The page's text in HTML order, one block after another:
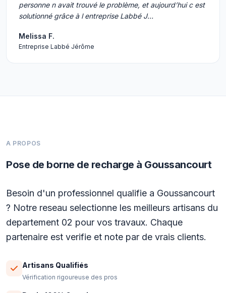
personne n avait trouvé le problème, et aujourd’hui c est
solutionné grâce à l entreprise Labbé J…
Melissa F.
Entreprise Labbé Jérôme
A PROPOS
Pose de borne de recharge à Goussancourt
Besoin d'un professionnel qualifie a Goussancourt
? Notre reseau selectionne les meilleurs artisans du
departement 02 pour vos travaux. Chaque
partenaire est verifie et note par de vrais clients.
Artisans Qualifiés
Vérification rigoureuse des pros